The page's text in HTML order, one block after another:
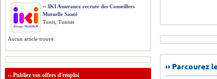
››
›› IKI Assurance recrute des Conseillers
Mutuelle Santé
Tunis, Tunisie
Aucun article trouvé.
››Publiez vos offres d'emploi